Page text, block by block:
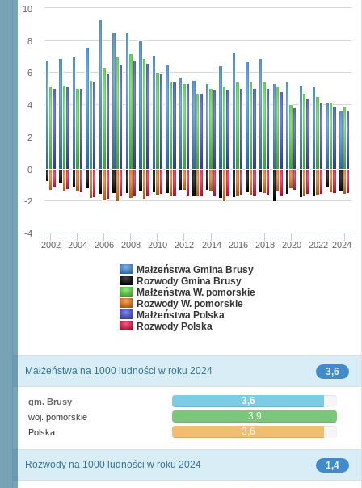
Małżeństwa Gmina Brusy
Rozwody Gmina Brusy
Małżeństwa W. pomorskie
Rozwody W. pomorskie
Małżeństwa Polska
Rozwody Polska
2002 2004 2006 2008 2010 2012 2014 2016 2018 2020 2022 2024
-4
-2
0
2
4
6
8
10
3,6
Małżeństwa na 1000 ludności w roku 2024
gm. Brusy 3,6
woj. pomorskie 3,9
Polska 3,6
1,4
Rozwody na 1000 ludności w roku 2024